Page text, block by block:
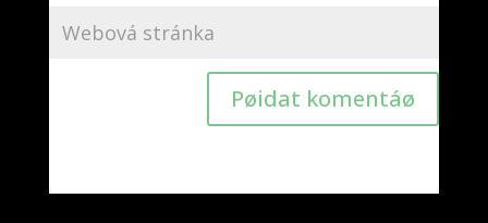
Pøidat komentáø